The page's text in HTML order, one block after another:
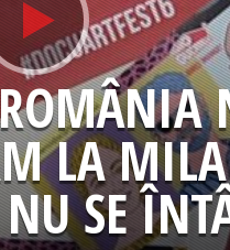
LA
SE